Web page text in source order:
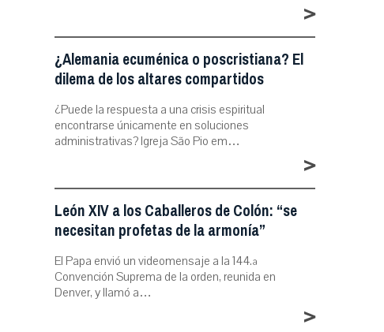
>
¿Alemania ecuménica o poscristiana? El
dilema de los altares compartidos
¿Puede la respuesta a una crisis espiritual
encontrarse únicamente en soluciones
administrativas? Igreja São Pio em…
>
León XIV a los Caballeros de Colón: “se
necesitan profetas de la armonía”
El Papa envió un videomensaje a la 144.ª
Convención Suprema de la orden, reunida en
Denver, y llamó a…
>